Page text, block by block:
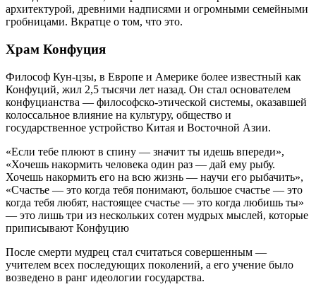
архитектурой, древними надписями и огромными семейными
гробницами. Вкратце о том, что это.
Храм Конфуция
Философ Кун-цзы, в Европе и Америке более известный как
Конфуций, жил 2,5 тысячи лет назад. Он стал основателем
конфуцианства — философско-этической системы, оказавшей
колоссальное влияние на культуру, общество и
государственное устройство Китая и Восточной Азии.
«Если тебе плюют в спину — значит ты идешь впереди»,
«Хочешь накормить человека один раз — дай ему рыбу.
Хочешь накормить его на всю жизнь — научи его рыбачить»,
«Счастье — это когда тебя понимают, большое счастье — это
когда тебя любят, настоящее счастье — это когда любишь ты»
— это лишь три из нескольких сотен мудрых мыслей, которые
приписывают Конфуцию
После смерти мудрец стал считаться совершенным —
учителем всех последующих поколений, а его учение было
возведено в ранг идеологии государства.